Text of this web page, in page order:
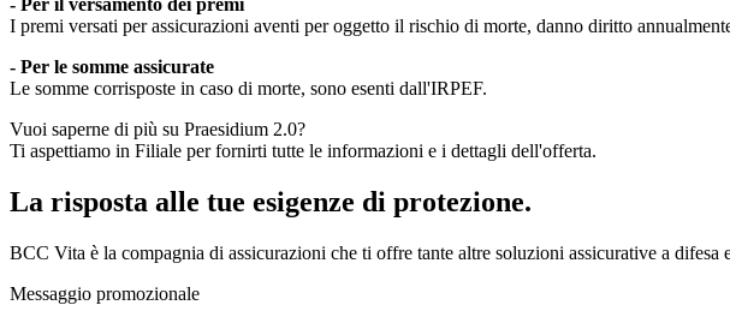
I premi versati per assicurazioni aventi per oggetto il rischio di morte, danno diritto
- Per le somme assicurate
Le somme corrisposte in caso di morte, sono esenti dall'IRPEF.
Vuoi saperne di più su Praesidium 2.0?
Ti aspettiamo in Filiale per fornirti tutte le informazioni e i dettagli dell'offerta.
La risposta alle tue esigenze di protezione.
BCC Vita è la compagnia di assicurazioni che ti offre tante altre soluzioni assicurative a
Messaggio promozionale